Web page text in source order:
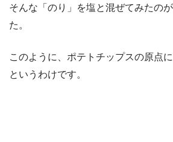
そんな「のり」を塩と混ぜてみたの
た。
このように、ポテトチップスの原点
というわけです。